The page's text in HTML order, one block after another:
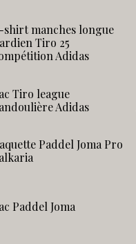
shirt manches longue
Tiro 25
Adidas
Tiro league
Adidas
Paddel Joma Pro
Paddel Joma